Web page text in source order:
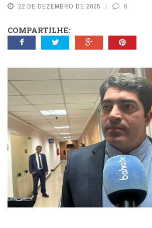
22 DE DEZEMBRO DE 2025 0
COMPARTILHE: